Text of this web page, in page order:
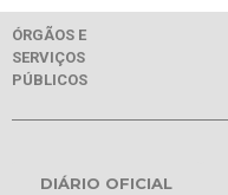
ÓRGÃOS E
SERVIÇOS
PÚBLICOS
DIÁRIO OFICIAL